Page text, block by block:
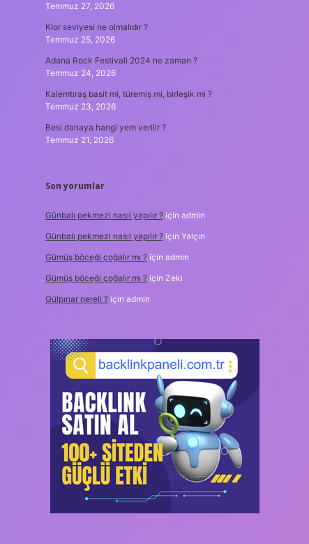
Temmuz 27, 2026
Klor seviyesi ne olmalıdır ?
Temmuz 25, 2026
Adana Rock Festivali 2024 ne zaman ?
Temmuz 24, 2026
Kalemtıraş basit mi, türemiş mi, birleşik mi ?
Temmuz 23, 2026
Besi danaya hangi yem verilir ?
Temmuz 21, 2026
Son yorumlar
Günbalı pekmezi nasıl yapılır ?için admin
Günbalı pekmezi nasıl yapılır ?için Yalçın
Gümüş böceği çoğalır mı ?için admin
Gümüş böceği çoğalır mı ?için Zeki
Gülpınar nereli ?için admin